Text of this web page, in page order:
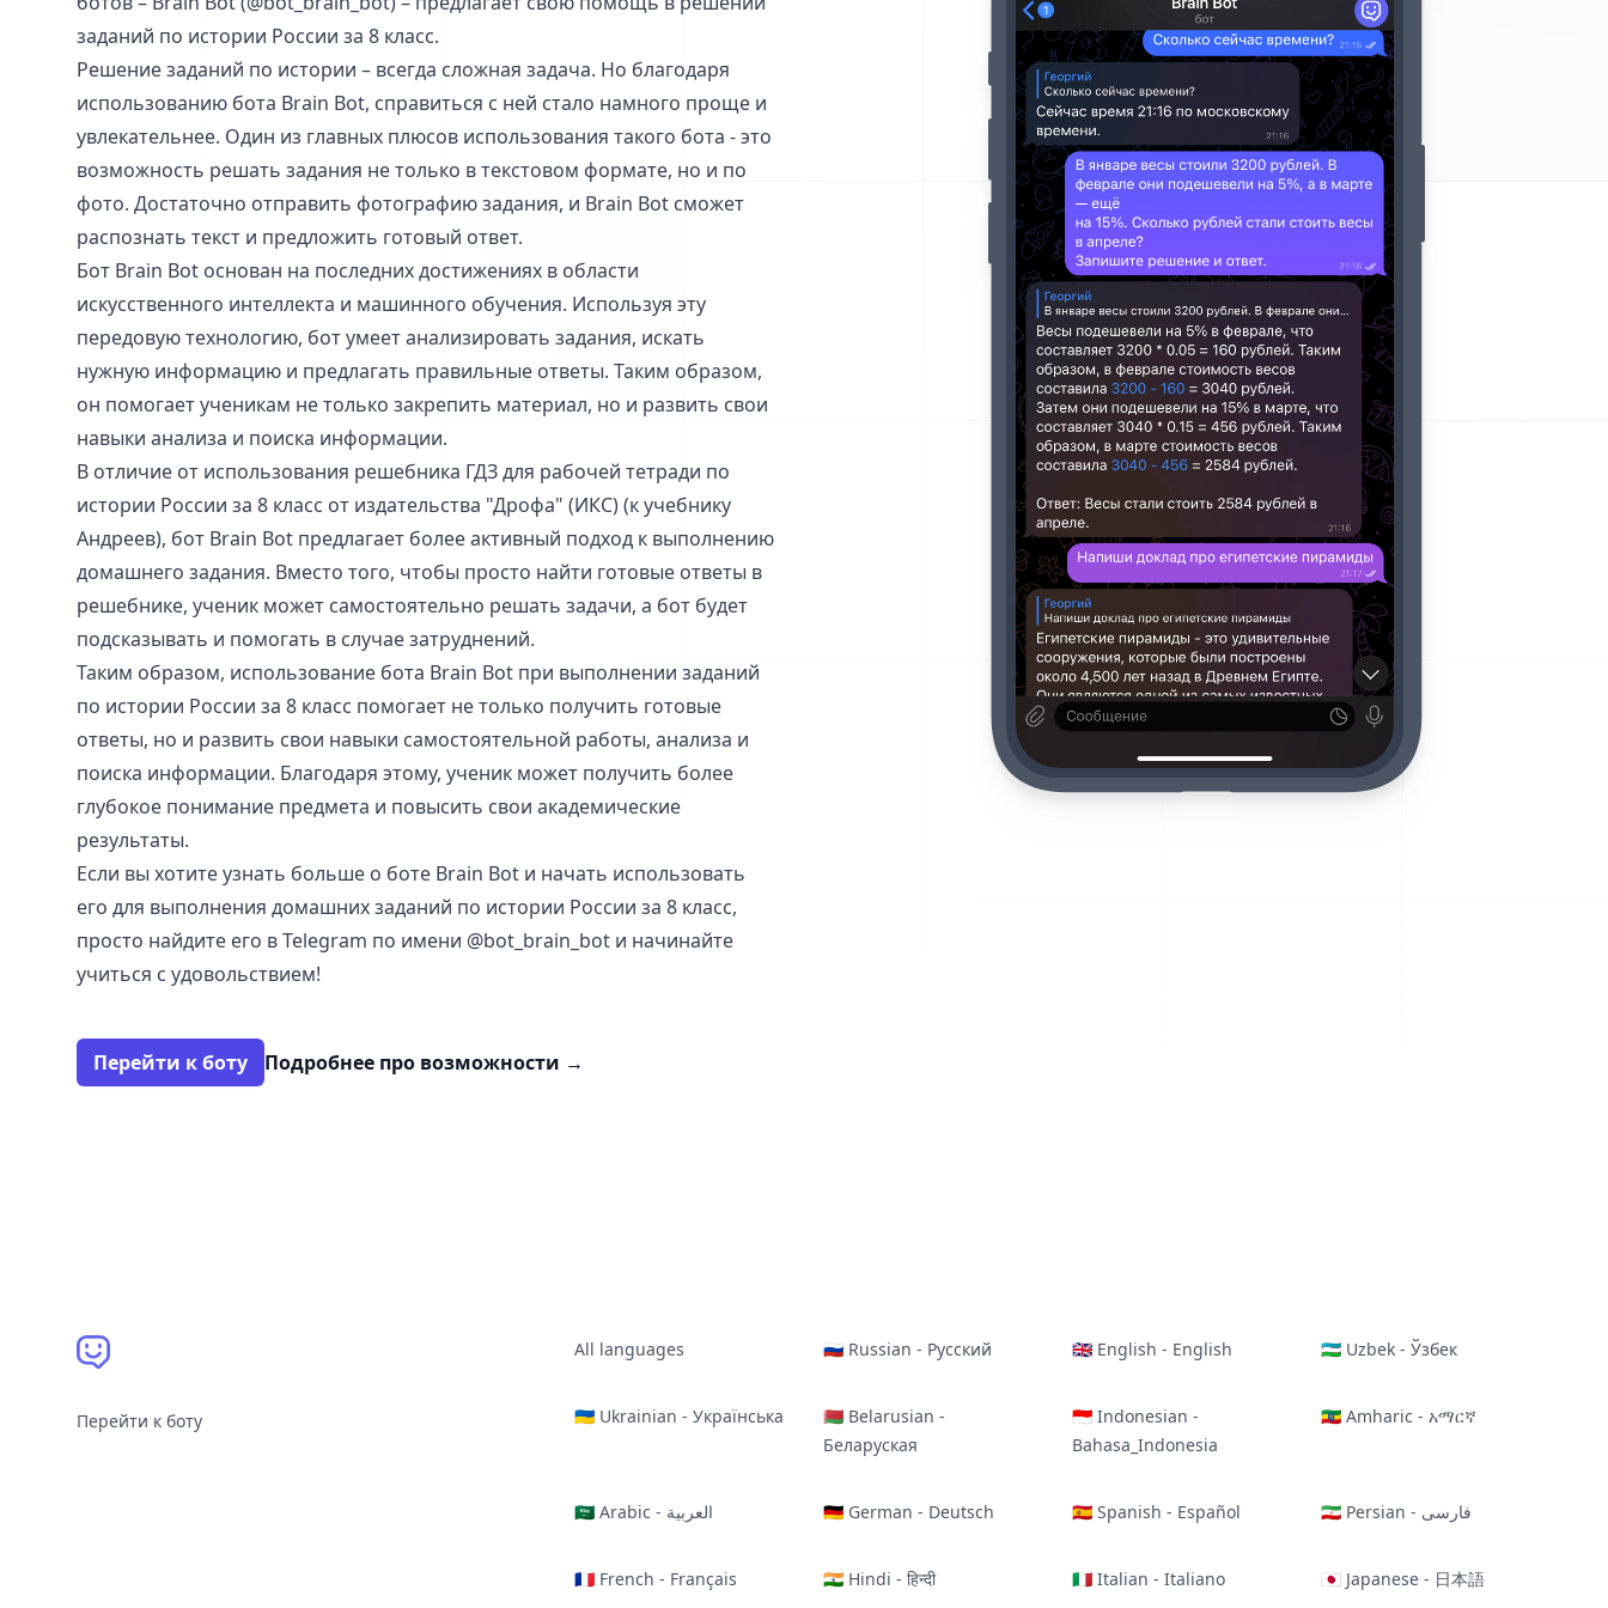
заданий по истории России за 8 класс.
Решение заданий по истории – всегда сложная задача. Но благодаря
использованию бота Brain Bot, справиться с ней стало намного проще и
увлекательнее. Один из главных плюсов использования такого бота - это
возможность решать задания не только в текстовом формате, но и по
фото. Достаточно отправить фотографию задания, и Brain Bot сможет
распознать текст и предложить готовый ответ.
Бот Brain Bot основан на последних достижениях в области
искусственного интеллекта и машинного обучения. Используя эту
передовую технологию, бот умеет анализировать задания, искать
нужную информацию и предлагать правильные ответы. Таким образом,
он помогает ученикам не только закрепить материал, но и развить свои
навыки анализа и поиска информации.
В отличие от использования решебника ГДЗ для рабочей тетради по
истории России за 8 класс от издательства "Дрофа" (ИКС) (к учебнику
Андреев), бот Brain Bot предлагает более активный подход к выполнению
домашнего задания. Вместо того, чтобы просто найти готовые ответы в
решебнике, ученик может самостоятельно решать задачи, а бот будет
подсказывать и помогать в случае затруднений.
Таким образом, использование бота Brain Bot при выполнении заданий
по истории России за 8 класс помогает не только получить готовые
ответы, но и развить свои навыки самостоятельной работы, анализа и
поиска информации. Благодаря этому, ученик может получить более
глубокое понимание предмета и повысить свои академические
результаты.
Если вы хотите узнать больше о боте Brain Bot и начать использовать
его для выполнения домашних заданий по истории России за 8 класс,
просто найдите его в Telegram по имени @bot_brain_bot и начинайте
учиться с удовольствием!
Перейти к боту Подробнее про возможности →
Перейти к боту
All languages 🇷🇺 Russian - Русский 🇬🇧 English - English 🇺🇿 Uzbek - Ўзбек
🇺🇦 Ukrainian - Українська
🇧🇾 Belarusian -
Беларуская
🇮🇩 Indonesian -
Bahasa_Indonesia
🇪🇹 Amharic - አማርኛ
🇸🇦 Arabic - العربية 🇩🇪 German - Deutsch 🇪🇸 Spanish - Español 🇮🇷 Persian - فارسی
🇫🇷 French - Français 🇮🇳 Hindi - हिन्दी 🇮🇹 Italian - Italiano 🇯🇵 Japanese - 日本語